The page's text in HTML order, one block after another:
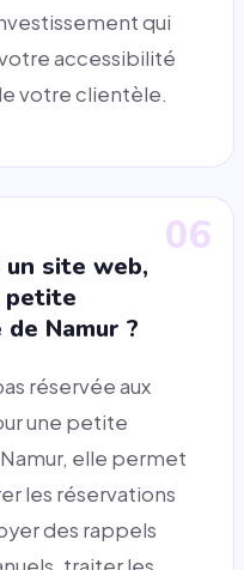
qui
accessibilité
votre clientèle.
06
site web,
petite
Namur ?
réservée aux
une petite
elle permet
les réservations
des rappels